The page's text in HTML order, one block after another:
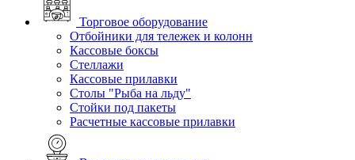
Торговое оборудование
Отбойники для тележек и колонн
Кассовые боксы
Стеллажи
Кассовые прилавки
Столы "Рыба на льду"
Стойки под пакеты
Расчетные кассовые прилавки